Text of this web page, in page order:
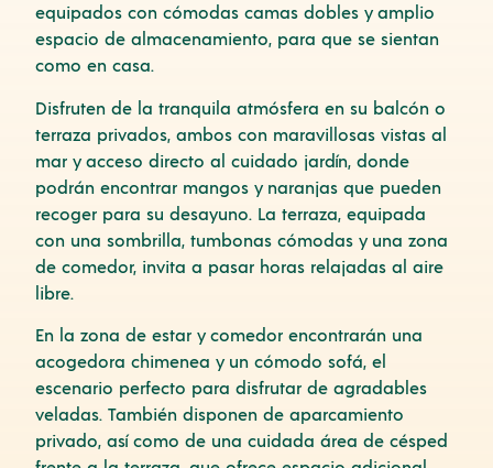
equipados con cómodas camas dobles y amplio
espacio de almacenamiento, para que se sientan
como en casa.
Disfruten de la tranquila atmósfera en su balcón o
terraza privados, ambos con maravillosas vistas al
mar y acceso directo al cuidado jardín, donde
podrán encontrar mangos y naranjas que pueden
recoger para su desayuno. La terraza, equipada
con una sombrilla, tumbonas cómodas y una zona
de comedor, invita a pasar horas relajadas al aire
libre.
En la zona de estar y comedor encontrarán una
acogedora chimenea y un cómodo sofá, el
escenario perfecto para disfrutar de agradables
veladas. También disponen de aparcamiento
privado, así como de una cuidada área de césped